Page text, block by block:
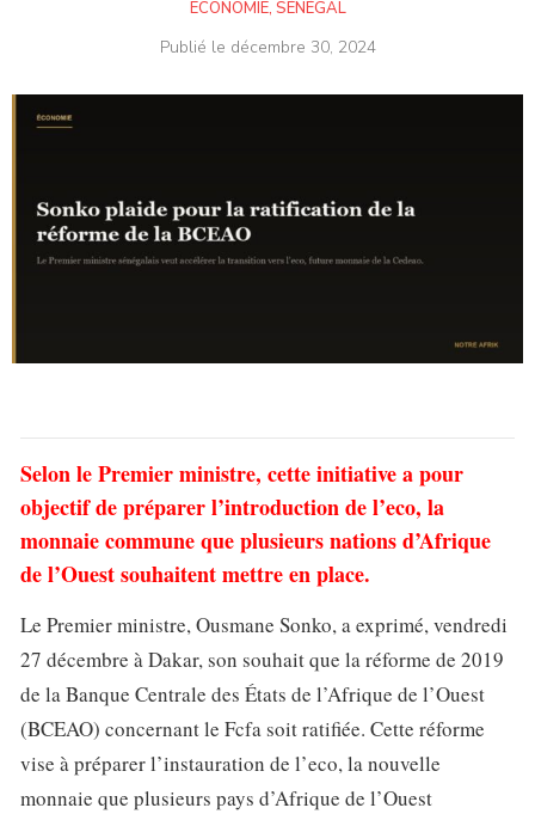
ECONOMIE, SÉNÉGAL
Publié le décembre 30, 2024
Selon le Premier ministre, cette initiative a pour
objectif de préparer l’introduction de l’eco, la
monnaie commune que plusieurs nations d’Afrique
de l’Ouest souhaitent mettre en place.
Le Premier ministre, Ousmane Sonko, a exprimé, vendredi
27 décembre à Dakar, son souhait que la réforme de 2019
de la Banque Centrale des États de l’Afrique de l’Ouest
(BCEAO) concernant le Fcfa soit ratifiée. Cette réforme
vise à préparer l’instauration de l’eco, la nouvelle
monnaie que plusieurs pays d’Afrique de l’Ouest